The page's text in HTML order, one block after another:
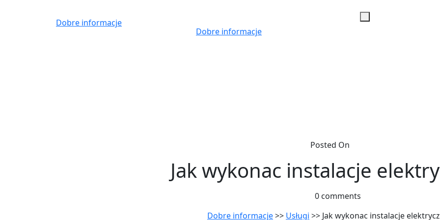
Dobre informacje
Dobre informacje
Posted On
Jak wykonac instalacje
0 comments
Dobre informacje>> Usługi >> Jak wykonac instalacje